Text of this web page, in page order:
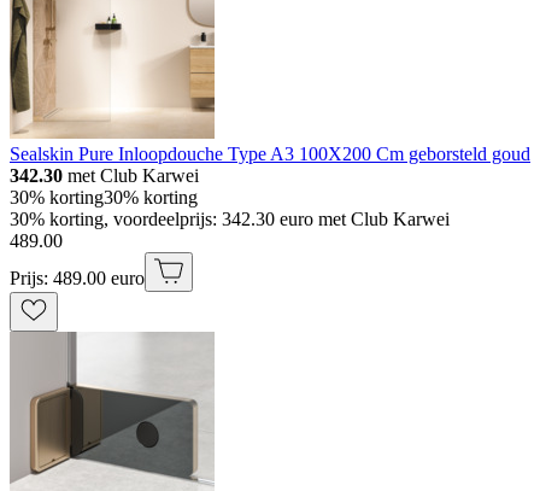
Sealskin Pure Inloopdouche Type A3 100X200 Cm geborsteld goud
342.30 met Club Karwei
30% korting30% korting
30% korting, voordeelprijs: 342.30 euro met Club Karwei
489.00
Prijs: 489.00 euro